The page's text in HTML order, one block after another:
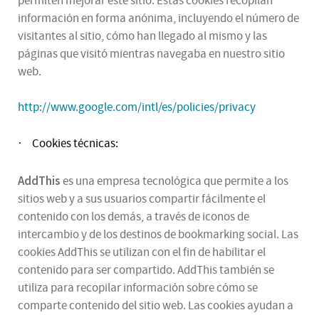
información en forma anónima, incluyendo el número de
visitantes al sitio, cómo han llegado al mismo y las
páginas que visitó mientras navegaba en nuestro sitio
web.
http://www.google.com/intl/es/policies/privacy
· Cookies técnicas:
AddThises una empresa tecnológica que permite a los
sitios web y a sus usuarios compartir fácilmente el
contenido con los demás, a través de iconos de
intercambio y de los destinos de bookmarking social. Las
cookies AddThis se utilizan con el fin de habilitar el
contenido para ser compartido. AddThis también se
utiliza para recopilar información sobre cómo se
comparte contenido del sitio web. Las cookies ayudan a